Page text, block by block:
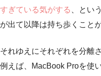
すぎている気がする
、とい
が出て以降は持ち歩くこと
それゆえにそれぞれを分離
例えば、MacBook Proを使